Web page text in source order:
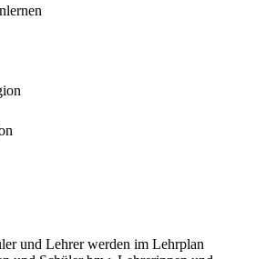
und Lehrer werden im Lehrplan